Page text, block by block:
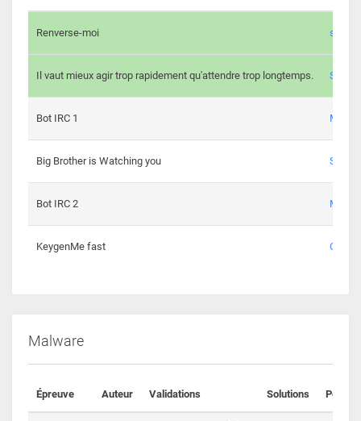
Renverse-moi s3th
Il vaut mieux agir trop rapidement qu'attendre trop longtemps. Spl3en
Bot IRC 1
Big Brother is Watching you
Bot IRC 2
KeygenMe fast Ge0
Malware
Épreuve Auteur Validations Solutions Points